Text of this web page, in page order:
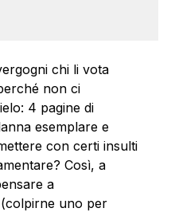
chi li vota
non ci
4 pagine di
esemplare e
con certi insulti
Così, a
a
(colpirne uno per